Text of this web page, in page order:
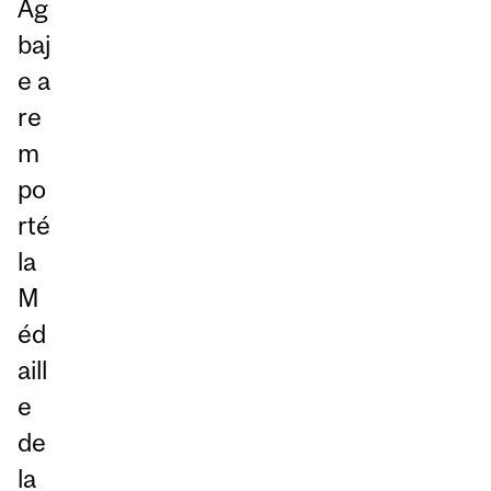
Ag
baj
e a
re
m
po
rté
la
M
éd
aill
e
de
la